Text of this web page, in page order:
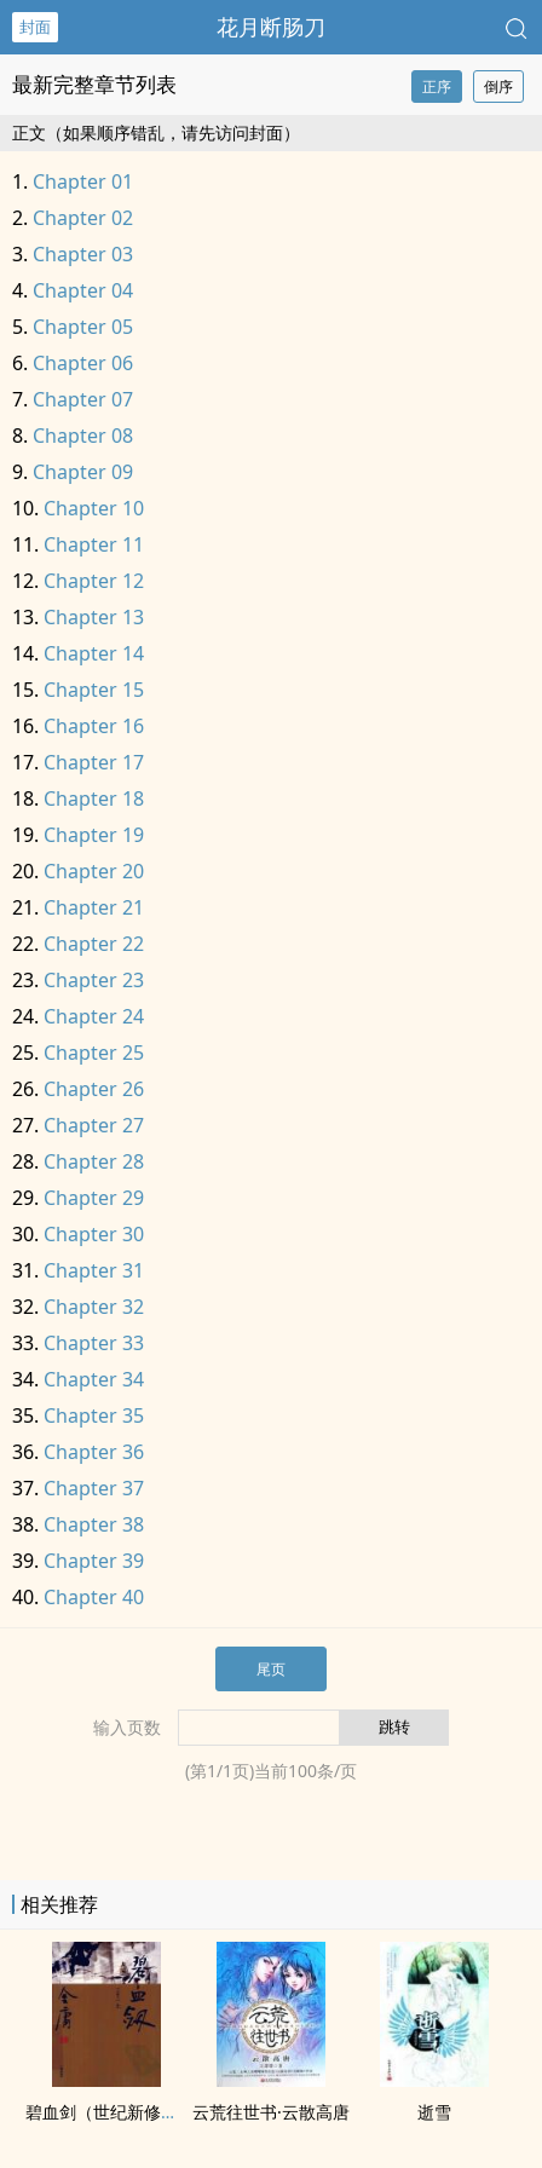
封面 花月断肠刀
最新完整章节列表 正序 倒序
正文（如果顺序错乱，请先访问封面）
Chapter 01
Chapter 02
Chapter 03
Chapter 04
Chapter 05
Chapter 06
Chapter 07
Chapter 08
Chapter 09
Chapter 10
Chapter 11
Chapter 12
Chapter 13
Chapter 14
Chapter 15
Chapter 16
Chapter 17
Chapter 18
Chapter 19
Chapter 20
Chapter 21
Chapter 22
Chapter 23
Chapter 24
Chapter 25
Chapter 26
Chapter 27
Chapter 28
Chapter 29
Chapter 30
Chapter 31
Chapter 32
Chapter 33
Chapter 34
Chapter 35
Chapter 36
Chapter 37
Chapter 38
Chapter 39
Chapter 40
尾页
输入页数
(第1/1页)当前100条/页
相关推荐
碧血剑（世纪新修版） 云荒往世书·云散高唐 逝雪